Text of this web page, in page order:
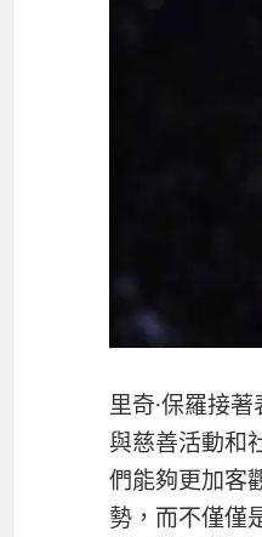
里奇·保羅接
與慈善活動和
們能夠更加客
勢，而不僅僅